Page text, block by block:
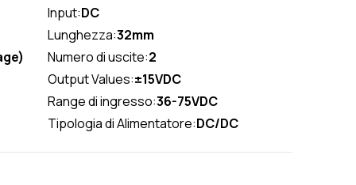
Input:DC
Lunghezza:32mm
Numero di uscite:2
Output Values:±15VDC
Range di ingresso:36-75VDC
Tipologia di Alimentatore:DC/DC